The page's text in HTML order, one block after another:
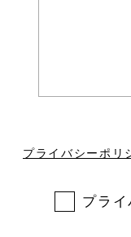
プライバシーポリ
プラ